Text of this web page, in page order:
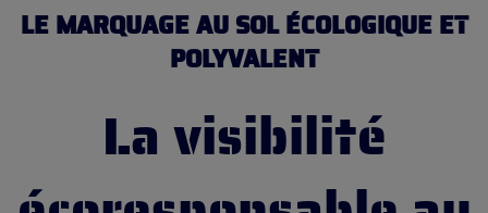
LE MARQUAGE AU SOL ÉCOLOGIQUE ET
POLYVALENT
La visibilité